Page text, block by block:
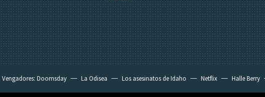
Vengadores: Doomsday La Odisea Los asesinatos de Idaho Netflix Halle Berry